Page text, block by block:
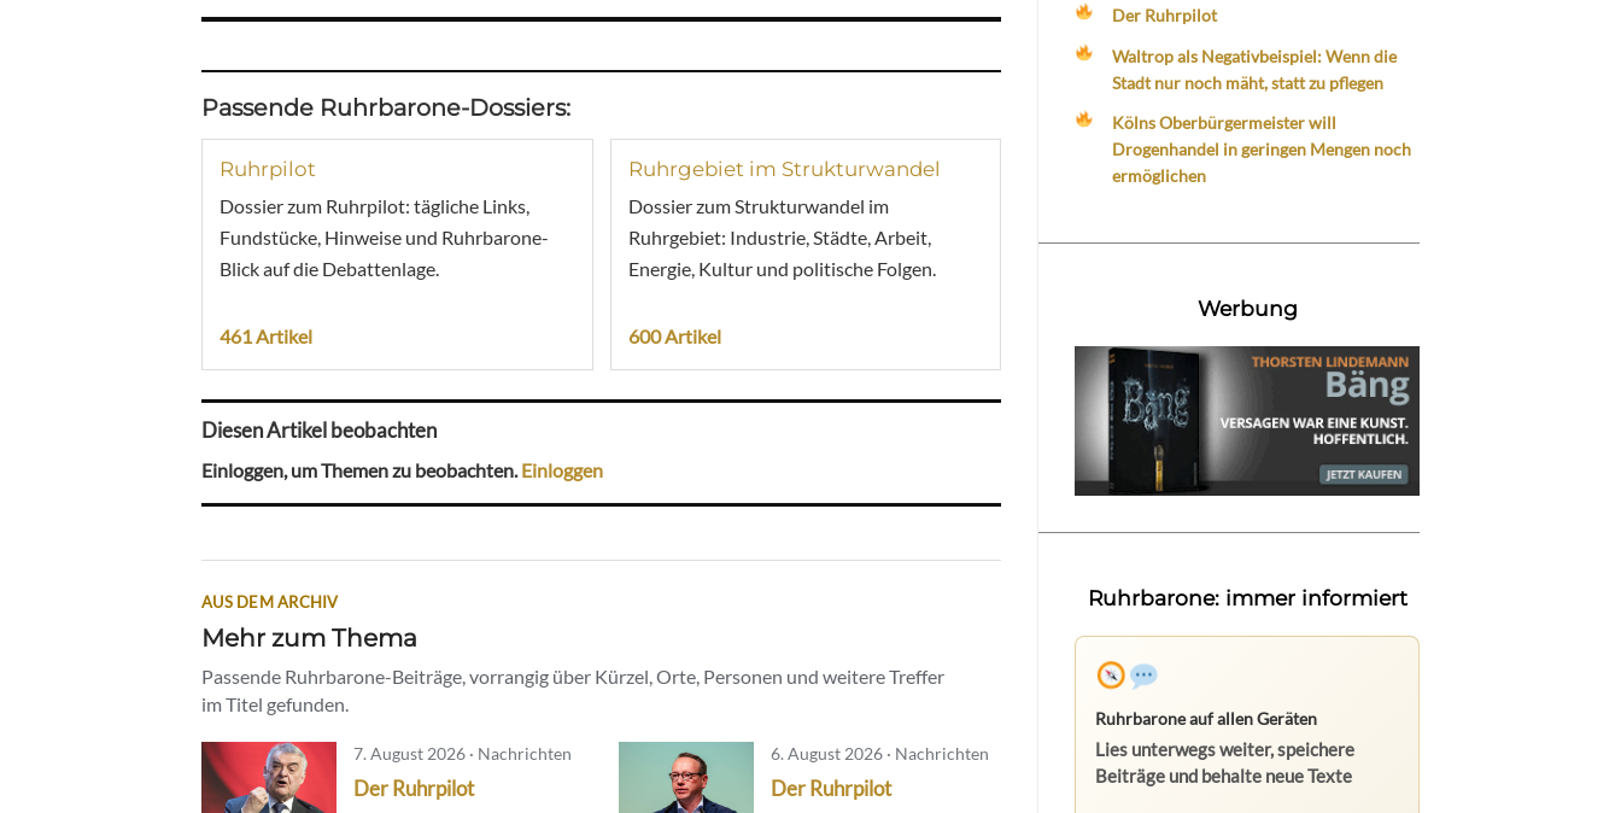
Passende Ruhrbarone-Dossiers:
Ruhrpilot
Dossier zum Ruhrpilot: tägliche Links,
Fundstücke, Hinweise und Ruhrbarone-
Blick auf die Debattenlage.
461 Artikel
Ruhrgebiet im Strukturwandel
Dossier zum Strukturwandel im
Ruhrgebiet: Industrie, Städte, Arbeit,
Energie, Kultur und politische Folgen.
600 Artikel
Diesen Artikel beobachten
Einloggen, um Themen zu beobachten.Einloggen
AUS DEM ARCHIV
Mehr zum Thema
Passende Ruhrbarone-Beiträge, vorrangig über Kürzel, Orte, Personen und weitere Treffer
im Titel gefunden.
7. August 2026 · Nachrichten
Der Ruhrpilot
6. August 2026 · Nachrichten
Der Ruhrpilot
Der Ruhrpilot
Waltrop als Negativbeispiel: Wenn die
Stadt nur noch mäht, statt zu pflegen
Kölns Oberbürgermeister will
Drogenhandel in geringen Mengen noch
ermöglichen
Werbung
Ruhrbarone: immer informiert